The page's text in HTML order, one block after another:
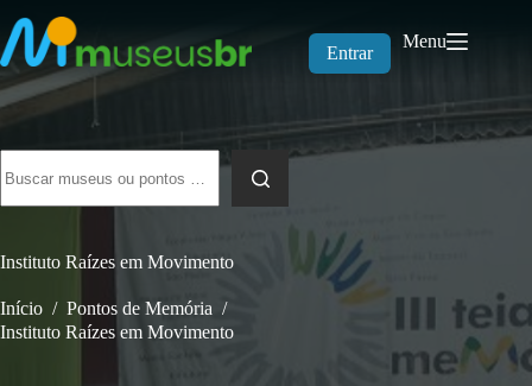
para
o
conteúdo
Entrar
Menu
resultados
Instituto Raízes em Movimento
Início / Pontos de Memória /
Instituto Raízes em Movimento